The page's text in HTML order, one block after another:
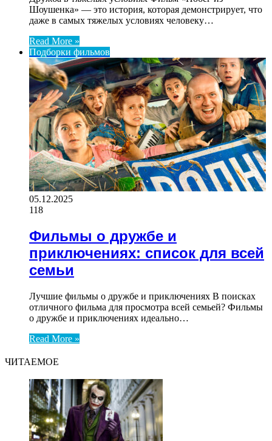
Шоушенка» — это история, которая демонстрирует, что
даже в самых тяжелых условиях человеку…
Read More »
Подборки фильмов
05.12.2025
118
Фильмы о дружбе и
приключениях: список для всей
семьи
Лучшие фильмы о дружбе и приключениях В поисках
отличного фильма для просмотра всей семьей? Фильмы
о дружбе и приключениях идеально…
Read More »
ЧИТАЕМОЕ